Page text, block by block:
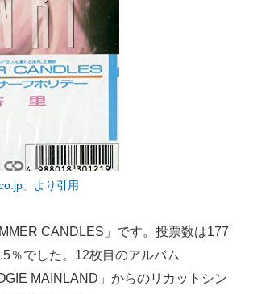
」より引用
CANDLES」です。投票数は177
％でした。12枚目のアルバム
MAINLAND」からのリカットシン